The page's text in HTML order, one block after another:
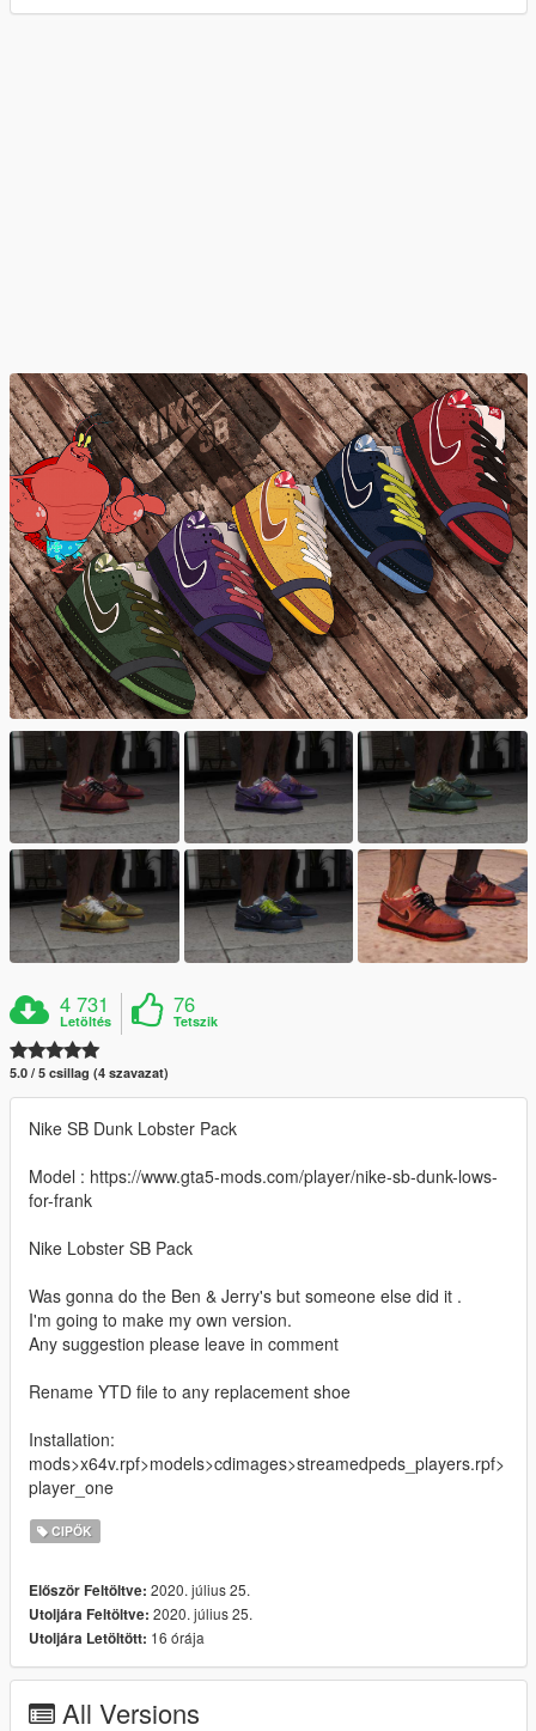
4 731
Letöltés
76
Tetszik
5.0 / 5 csillag (4 szavazat)
Nike SB Dunk Lobster Pack
Model : https://www.gta5-mods.com/player/nike-sb-dunk-lows-
for-frank
Nike Lobster SB Pack
Was gonna do the Ben & Jerry's but someone else did it .
I'm going to make my own version.
Any suggestion please leave in comment
Rename YTD file to any replacement shoe
Installation:
mods>x64v.rpf>models>cdimages>streamedpeds_players.rpf>
player_one
CIPŐK
Először Feltöltve: 2020. július 25.
Utoljára Feltöltve: 2020. július 25.
Utoljára Letöltött: 16 órája
All Versions